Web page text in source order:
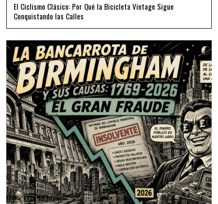
El Ciclismo Clásico: Por Qué la Bicicleta Vintage Sigue
Conquistando las Calles